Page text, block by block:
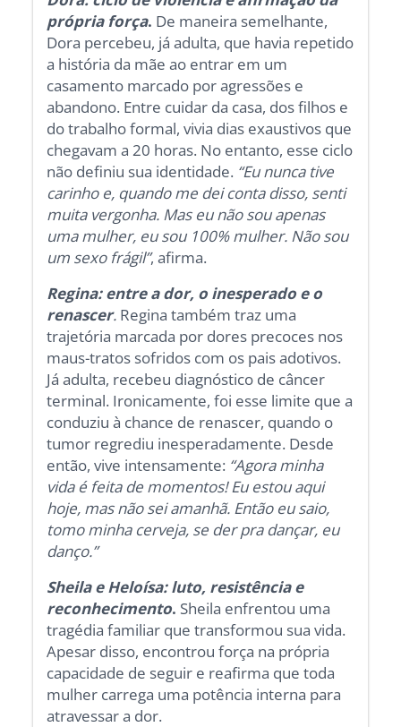
própria força. De maneira semelhante,
Dora percebeu, já adulta, que havia repetido
a história da mãe ao entrar em um
casamento marcado por agressões e
abandono. Entre cuidar da casa, dos filhos e
do trabalho formal, vivia dias exaustivos que
chegavam a 20 horas. No entanto, esse ciclo
não definiu sua identidade. “Eu nunca tive
carinho e, quando me dei conta disso, senti
muita vergonha. Mas eu não sou apenas
uma mulher, eu sou 100% mulher. Não sou
um sexo frágil”, afirma.
Regina: entre a dor, o inesperado e o
renascer. Regina também traz uma
trajetória marcada por dores precoces nos
maus-tratos sofridos com os pais adotivos.
Já adulta, recebeu diagnóstico de câncer
terminal. Ironicamente, foi esse limite que a
conduziu à chance de renascer, quando o
tumor regrediu inesperadamente. Desde
então, vive intensamente: “Agora minha
vida é feita de momentos! Eu estou aqui
hoje, mas não sei amanhã. Então eu saio,
tomo minha cerveja, se der pra dançar, eu
danço.”
Sheila e Heloísa: luto, resistência e
reconhecimento. Sheila enfrentou uma
tragédia familiar que transformou sua vida.
Apesar disso, encontrou força na própria
capacidade de seguir e reafirma que toda
mulher carrega uma potência interna para
atravessar a dor.